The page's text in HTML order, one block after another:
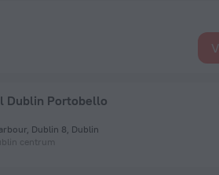
Dublin Portobello
Dublin 8, Dublin
centrum